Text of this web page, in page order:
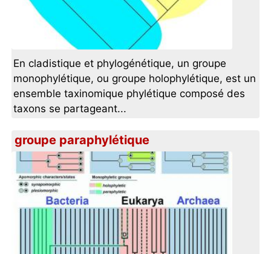
En cladistique et phylogénétique, un groupe
monophylétique, ou groupe holophylétique, est un
ensemble taxinomique phylétique composé des
taxons se partageant...
groupe paraphylétique